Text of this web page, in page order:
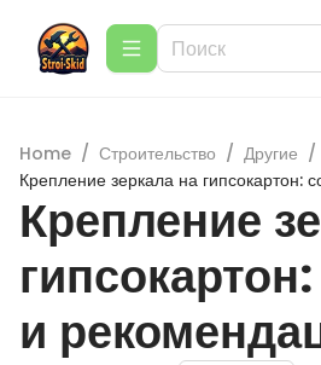
Home / Строительство / Другие /
Крепление зеркала на гипсокартон:
Крепление
и